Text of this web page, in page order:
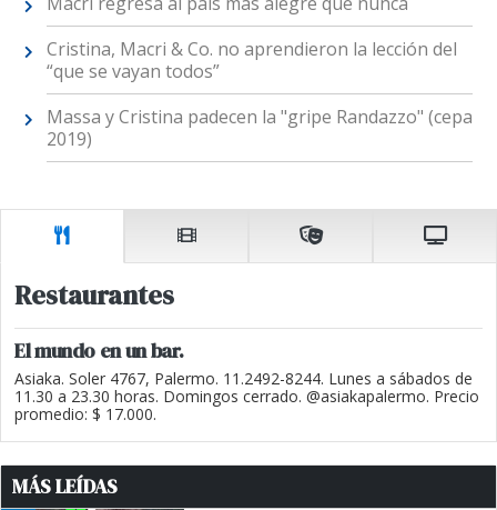
Cristina, Macri & Co. no aprendieron la lección del
“que se vayan todos”
Massa y Cristina padecen la "gripe Randazzo" (cepa
2019)
Restaurantes
El mundo en un bar.
Asiaka. Soler 4767, Palermo. 11.2492-8244. Lunes a sábados de
11.30 a 23.30 horas. Domingos cerrado. @asiakapalermo. Precio
promedio: $ 17.000.
MÁS LEÍDAS